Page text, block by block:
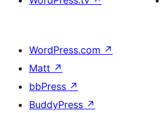
WordPress.com ↗
Matt ↗
bbPress ↗
BuddyPress ↗